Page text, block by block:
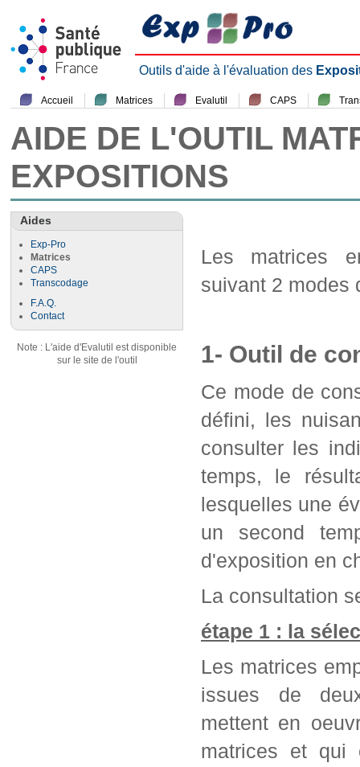
Outils d'aide à l'évaluation des
Accueil Matrices Evalutil CAPS
AIDE DE L'OUTIL
EXPOSITIONS
Aides
Exp-Pro
Matrices
CAPS
Transcodage
F.A.Q.
Contact
Note : L'aide d'Evalutil est disponible
sur le site de l'outil
Les matrices
suivant 2 modes
1- Outil de
Ce mode de
défini, les
consulter les
temps, le
lesquelles une
un second
d'exposition en
La consultation
étape 1 : la
Les matrices
issues de
mettent en
matrices et qui